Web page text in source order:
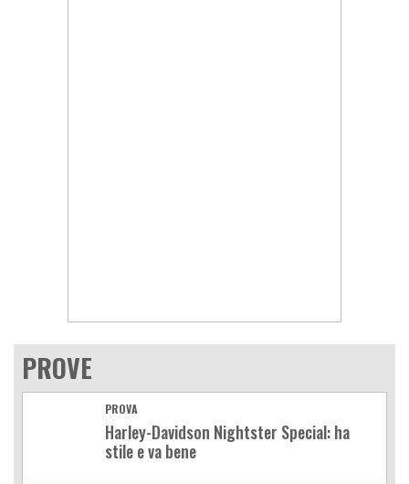
PROVE
PROVA
Harley-Davidson Nightster Special: ha
stile e va bene